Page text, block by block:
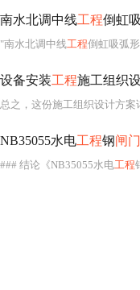
南水北调中线工程倒虹
"南水北调中线工程倒虹吸弧形
设备安装工程施工组织
总之，这份施工组织设计方案
NB35055水电工程钢闸门
### 结论《NB35055水电工程